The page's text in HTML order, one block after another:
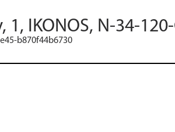
1, IKONOS, N-34-
b870f44b6730